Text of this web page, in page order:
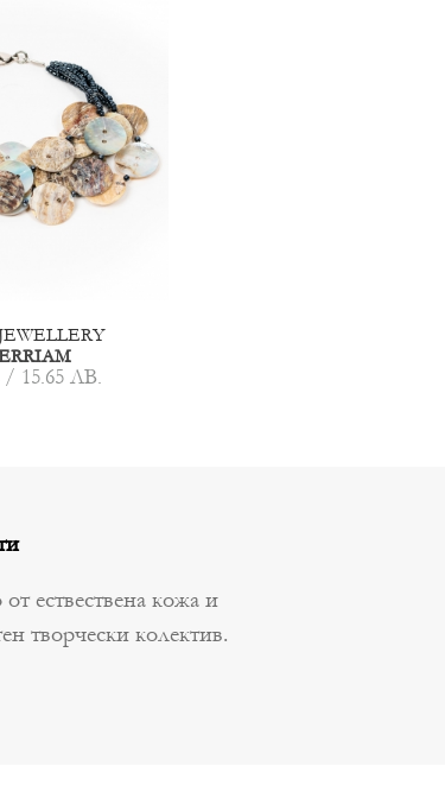
/ 15.65 ЛВ.
ествествена кожа и
творчески колектив.